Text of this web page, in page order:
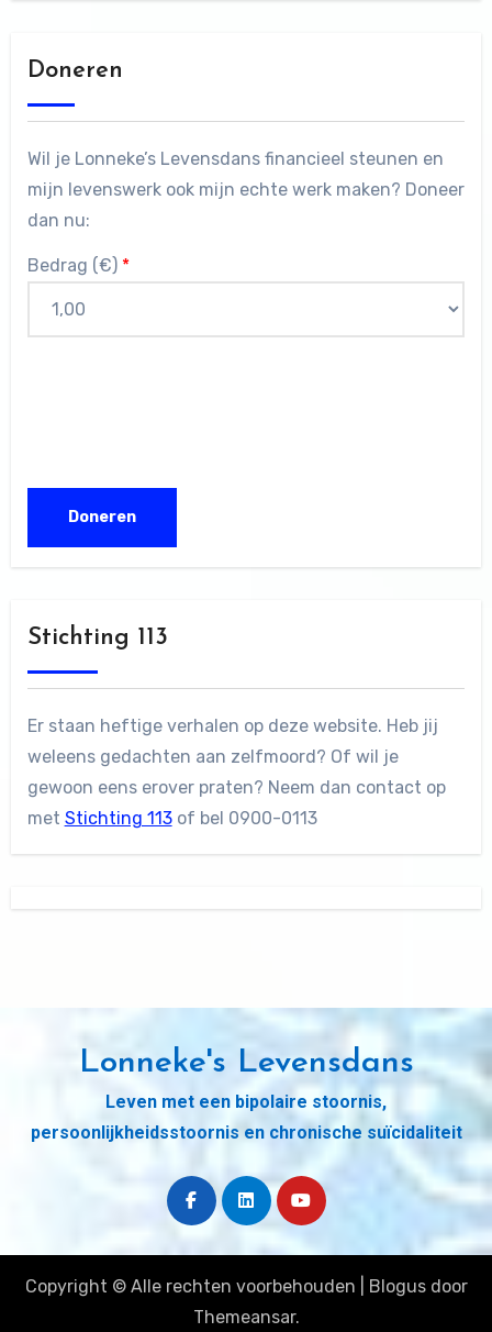
Doneren
Wil je Lonneke’s Levensdans financieel steunen en
mijn levenswerk ook mijn echte werk maken? Doneer
dan nu:
Bedrag (€) *
Stichting 113
Er staan heftige verhalen op deze website. Heb jij
weleens gedachten aan zelfmoord? Of wil je
gewoon eens erover praten? Neem dan contact op
met Stichting 113of bel 0900-0113
Lonneke's Levensdans
Leven met een bipolaire stoornis,
persoonlijkheidsstoornis en chronische suïcidaliteit
Copyright © Alle rechten voorbehouden Blogusdoor
Themeansar.